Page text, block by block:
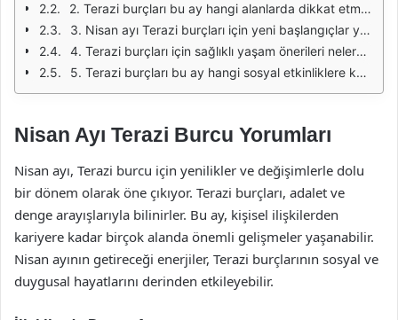
2. Terazi burçları bu ay hangi alanlarda dikkat etmeli?
3. Nisan ayı Terazi burçları için yeni başlangıçlar yapma zamanı mı?
4. Terazi burçları için sağlıklı yaşam önerileri nelerdir?
5. Terazi burçları bu ay hangi sosyal etkinliklere katılmalı?
Nisan Ayı Terazi Burcu Yorumları
Nisan ayı, Terazi burcu için yenilikler ve değişimlerle dolu
bir dönem olarak öne çıkıyor. Terazi burçları, adalet ve
denge arayışlarıyla bilinirler. Bu ay, kişisel ilişkilerden
kariyere kadar birçok alanda önemli gelişmeler yaşanabilir.
Nisan ayının getireceği enerjiler, Terazi burçlarının sosyal ve
duygusal hayatlarını derinden etkileyebilir.